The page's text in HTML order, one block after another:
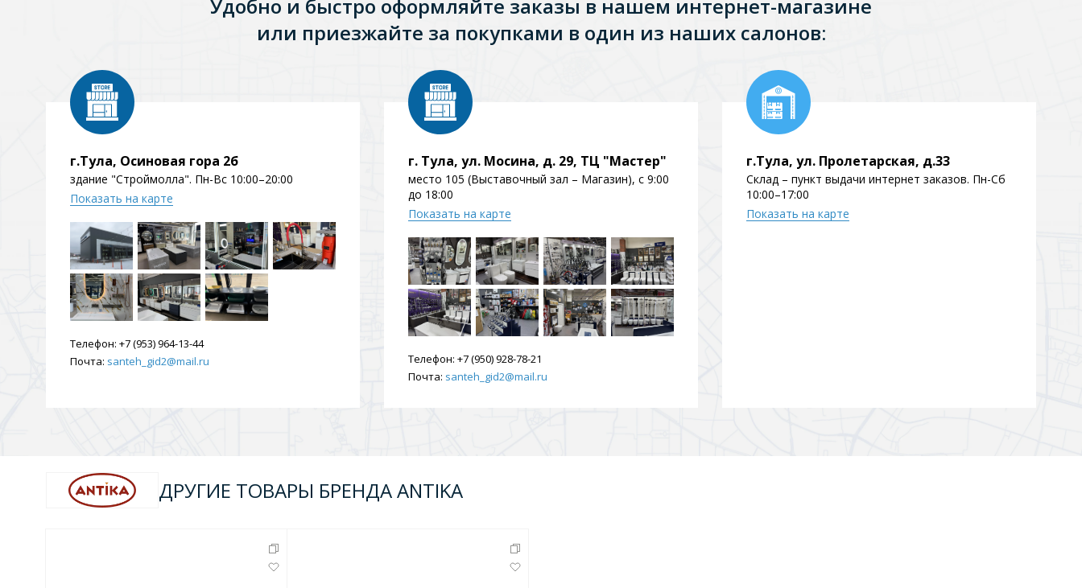
Удобно и быстро оформляйте заказы в нашем интернет-магазине
или приезжайте за покупками в один из наших салонов:
г.Тула, Осиновая гора 2б
здание "Строймолла". Пн-Вс 10:00–20:00
Показать на карте
Телефон: +7 (953) 964-13-44
Почта: santeh_gid2@mail.ru
г. Тула, ул. Мосина, д. 29, ТЦ "Мастер"
место 105 (Выставочный зал – Магазин), с 9:00
до 18:00
Показать на карте
Телефон: +7 (950) 928-78-21
Почта: santeh_gid2@mail.ru
г.Тула, ул. Пролетарская, д.33
Склад – пункт выдачи интернет заказов. Пн-Сб
10:00–17:00
Показать на карте
ДРУГИЕ ТОВАРЫ БРЕНДА ANTIKA